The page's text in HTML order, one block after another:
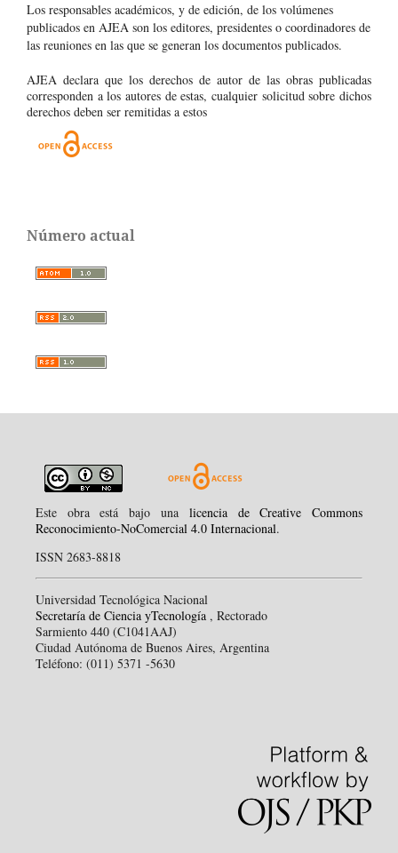
Los responsables académicos, y de edición, de los volúmenes
publicados en AJEA son los editores, presidentes o coordinadores de
las reuniones en las que se generan los documentos publicados.
AJEA declara que los derechos de autor de las obras publicadas
corresponden a los autores de estas, cualquier solicitud sobre dichos
derechos deben ser remitidas a estos
Número actual
Este obra está bajo unalicencia de Creative Commons
Reconocimiento-NoComercial 4.0 Internacional.
ISSN 2683-8818
Universidad Tecnológica Nacional
Secretaría de Ciencia yTecnología , Rectorado
Sarmiento 440 (C1041AAJ)
Ciudad Autónoma de Buenos Aires, Argentina
Teléfono: (011) 5371 -5630